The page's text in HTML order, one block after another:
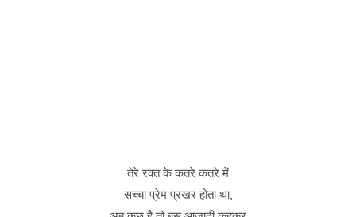
तेरे रक्त के कतरे कतरे में
सच्चा प्रेम प्रखर होता था,